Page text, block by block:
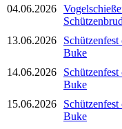
04.06.2026
13.06.2026
Buke
14.06.2026
Buke
15.06.2026
Buke